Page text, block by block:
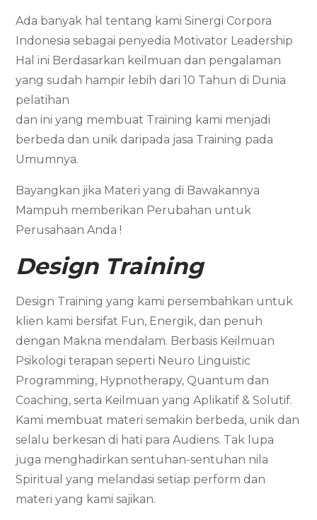
Ada banyak hal tentang kami Sinergi Corpora
Indonesia sebagai penyedia Motivator Leadership
Hal ini Berdasarkan keilmuan dan pengalaman
yang sudah hampir lebih dari 10 Tahun di Dunia
pelatihan
dan ini yang membuat Training kami menjadi
berbeda dan unik daripada jasa Training pada
Umumnya.
Bayangkan jika Materi yang di Bawakannya
Mampuh memberikan Perubahan untuk
Perusahaan Anda !
Design Training
Design Training yang kami persembahkan untuk
klien kami bersifat Fun, Energik, dan penuh
dengan Makna mendalam. Berbasis Keilmuan
Psikologi terapan seperti Neuro Linguistic
Programming, Hypnotherapy, Quantum dan
Coaching, serta Keilmuan yang Aplikatif & Solutif.
Kami membuat materi semakin berbeda, unik dan
selalu berkesan di hati para Audiens. Tak lupa
juga menghadirkan sentuhan-sentuhan nila
Spiritual yang melandasi setiap perform dan
materi yang kami sajikan.